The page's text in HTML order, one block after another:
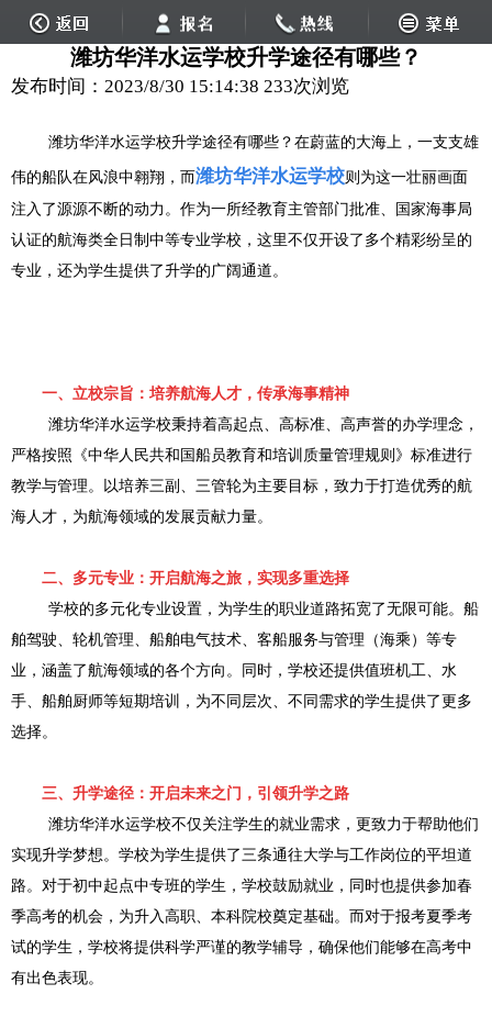
潍坊华洋水运学校升学途径有哪些？
发布时间：2023/8/30 15:14:38 233次浏览
潍坊华洋水运学校升学途径有哪些？在蔚蓝的大海上，一支支雄
伟的船队在风浪中翱翔，而潍坊华洋水运学校则为这一壮丽画面
注入了源源不断的动力。作为一所经教育主管部门批准、国家海事局
认证的航海类全日制中等专业学校，这里不仅开设了多个精彩纷呈的
专业，还为学生提供了升学的广阔通道。
一、 立校宗旨：培养航海人才，传承海事精神
潍坊华洋水运学校秉持着高起点、高标准、高声誉的办学理念，
严格按照《中华人民共和国船员教育和培训质量管理规则》标准进行
教学与管理。以培养三副、三管轮为主要目标，致力于打造优秀的航
海人才，为航海领域的发展贡献力量。
二、 多元专业：开启航海之旅，实现多重选择
学校的多元化专业设置，为学生的职业道路拓宽了无限可能。船
舶驾驶、轮机管理、船舶电气技术、客船服务与管理（海乘）等专
业，涵盖了航海领域的各个方向。同时，学校还提供值班机工、水
手、船舶厨师等短期培训，为不同层次、不同需求的学生提供了更多
选择。
三、 升学途径：开启未来之门，引领升学之路
潍坊华洋水运学校不仅关注学生的就业需求，更致力于帮助他们
实现升学梦想。学校为学生提供了三条通往大学与工作岗位的平坦道
路。对于初中起点中专班的学生，学校鼓励就业，同时也提供参加春
季高考的机会，为升入高职、本科院校奠定基础。而对于报考夏季考
试的学生，学校将提供科学严谨的教学辅导，确保他们能够在高考中
有出色表现。